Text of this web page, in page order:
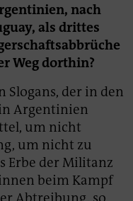
nach
als drittes
Weg dorthin?
Slogans, der in den
Argentinien
um nicht
um nicht zu
Erbe der Militanz
beim Kampf